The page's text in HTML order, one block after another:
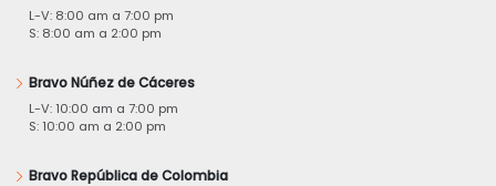
L-V: 8:00 am a 7:00 pm
S: 8:00 am a 2:00 pm
Bravo Núñez de Cáceres
L-V: 10:00 am a 7:00 pm
S: 10:00 am a 2:00 pm
Bravo República de Colombia